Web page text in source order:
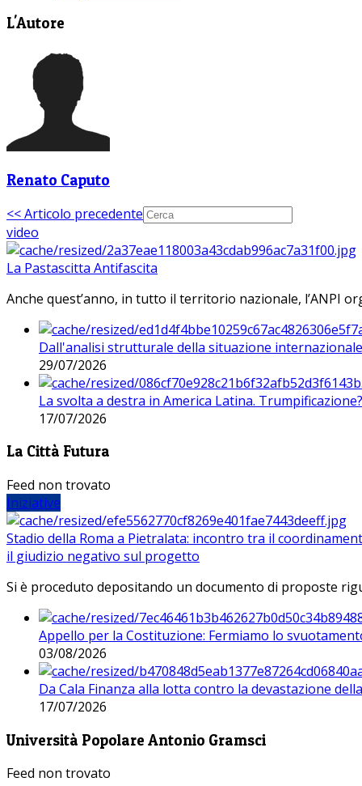
L'Autore
Renato Caputo
<< Articolo precedente
video
La Pastascitta Antifascita
Anche quest’anno, in tutto il territorio nazionale, l’ANPI
Dall'analisi strutturale della situazione
29/07/2026
La svolta a destra in America Latina. Trumpificazione?
17/07/2026
La Città Futura
Feed non trovato
Iniziative
Stadio della Roma a Pietralata: incontro tra il
il giudizio negativo sul progetto
Si è proceduto depositando un documento di proposte
Appello per la Costituzione: Fermiamo lo
03/08/2026
Da Cala Finanza alla lotta contro la devastazione
17/07/2026
Università Popolare Antonio Gramsci
Feed non trovato